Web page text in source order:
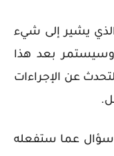
يشير إلى شيء
بعد هذا
عن الإجراءات
سؤال عما ستفعله